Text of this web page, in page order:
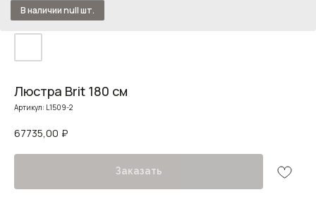
Люстра Brit 180 см
Артикул: L1509-2
67735,00 ₽
Заказать